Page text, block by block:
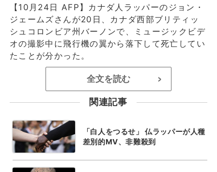
【10月24日 AFP】カナダ人ラッパーのジョン・
ジェームズさんが20日、カナダ西部ブリティッ
シュコロンビア州バーノンで、ミュージックビデ
オの撮影中に飛行機の翼から落下して死亡してい
たことが分かった。
全文を読む >
関連記事
「白人をつるせ」 仏ラッパーが人種
差別的MV、非難殺到